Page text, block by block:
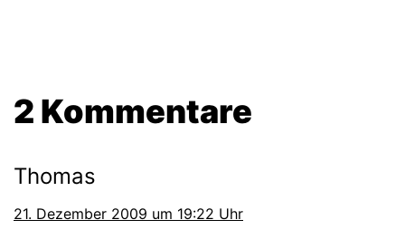
2 Kommentare
Thomas
21. Dezember 2009 um 19:22 Uhr